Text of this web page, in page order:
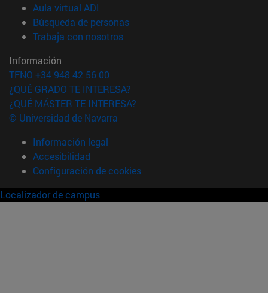
Aula virtual ADI
Búsqueda de personas(abre en nueva ventana)
Trabaja con nosotros(abre en nueva ventana)
Información
TFNO +34 948 42 56 00
¿QUÉ GRADO TE INTERESA?
¿QUÉ MÁSTER TE INTERESA?
© Universidad de Navarra
Información legal
Accesibilidad
Configuración de cookies
Localizador de campus